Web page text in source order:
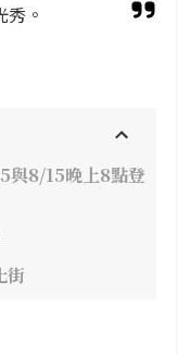
。
8/15晚上8點登
街